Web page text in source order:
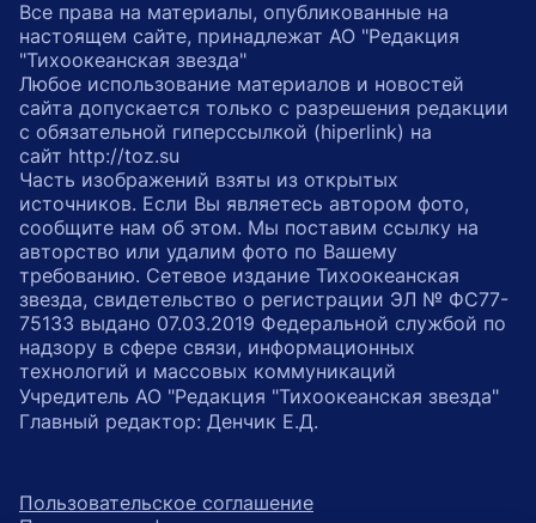
Все права на материалы, опубликованные на
настоящем сайте, принадлежат АО "Редакция
"Тихоокеанская звезда"
Любое использование материалов и новостей
сайта допускается только с разрешения редакции
с обязательной гиперссылкой (hiperlink) на
сайт http://toz.su
Часть изображений взяты из открытых
источников. Если Вы являетесь автором фото,
сообщите нам об этом. Мы поставим ссылку на
авторство или удалим фото по Вашему
требованию. Сетевое издание Тихоокеанская
звезда, свидетельство о регистрации ЭЛ № ФС77-
75133 выдано 07.03.2019 Федеральной службой по
надзору в сфере связи, информационных
технологий и массовых коммуникаций
Учредитель АО "Редакция "Тихоокеанская звезда"
Главный редактор: Денчик Е.Д.
Пользовательское соглашение